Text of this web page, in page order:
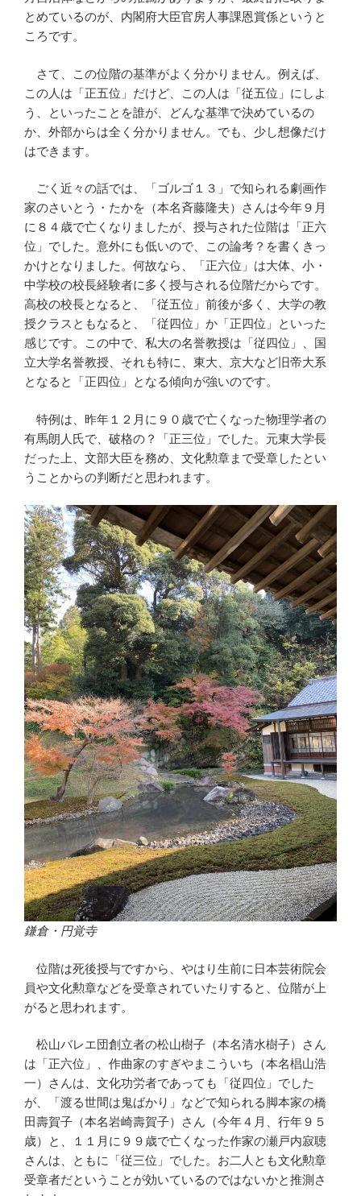
とめているのが、内閣府大臣官房人事課恩賞係というと
ころです。
さて、この位階の基準がよく分かりません。例えば、
この人は「正五位」だけど、この人は「従五位」にしよ
う、といったことを誰が、どんな基準で決めているの
か、外部からは全く分かりません。でも、少し想像だけ
はできます。
ごく近々の話では、「ゴルゴ１３」で知られる劇画作
家のさいとう・たかを（本名斉藤隆夫）さんは今年９月
に８４歳で亡くなりましたが、授与された位階は「正六
位」でした。意外にも低いので、この論考？を書くきっ
かけとなりました。何故なら、「正六位」は大体、小・
中学校の校長経験者に多く授与される位階だからです。
高校の校長となると、「従五位」前後が多く、大学の教
授クラスともなると、「従四位」か「正四位」といった
感じです。この中で、私大の名誉教授は「従四位」、国
立大学名誉教授、それも特に、東大、京大など旧帝大系
となると「正四位」となる傾向が強いのです。
特例は、昨年１２月に９０歳で亡くなった物理学者の
有馬朗人氏で、破格の？「正三位」でした。元東大学長
だった上、文部大臣を務め、文化勲章まで受章したとい
うことからの判断だと思われます。
鎌倉・円覚寺
位階は死後授与ですから、やはり生前に日本芸術院会
員や文化勲章などを受章されていたりすると、位階が上
がると思われます。
松山バレエ団創立者の松山樹子（本名清水樹子）さん
は「正六位」、作曲家のすぎやまこういち（本名椙山浩
一）さんは、文化功労者であっても「従四位」でした
が、「渡る世間は鬼ばかり」などで知られる脚本家の橋
田壽賀子（本名岩崎壽賀子）さん（今年４月、行年９５
歳）と、１１月に９９歳で亡くなった作家の瀬戸内寂聴
さんは、ともに「従三位」でした。お二人とも文化勲章
受章者だということが効いているのではないかと推測さ